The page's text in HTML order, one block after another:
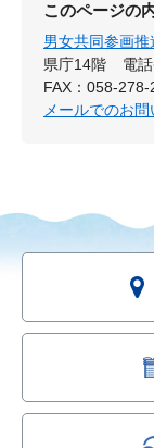
このページの
男女共同参画推
県庁14階
電
FAX：058-278-
メールでのお